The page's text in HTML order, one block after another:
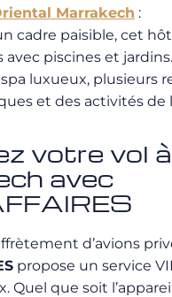
Marrakech :
cadre paisible, cet
avec piscines et
luxueux, plusieurs
et des activités de
votre vol
avec
d’avions
propose un service
Quel que soit